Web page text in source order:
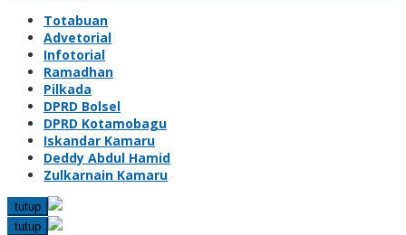
Totabuan
Advetorial
Infotorial
Ramadhan
Pilkada
DPRD Bolsel
DPRD Kotamobagu
Iskandar Kamaru
Deddy Abdul Hamid
Zulkarnain Kamaru
tutup
tutup